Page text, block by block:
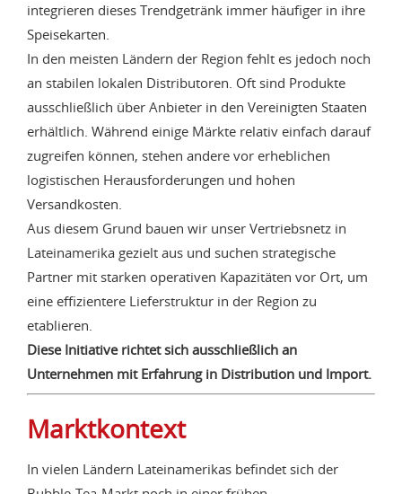
integrieren dieses Trendgetränk immer häufiger in ihre
Speisekarten.
In den meisten Ländern der Region fehlt es jedoch noch
an stabilen lokalen Distributoren. Oft sind Produkte
ausschließlich über Anbieter in den Vereinigten Staaten
erhältlich. Während einige Märkte relativ einfach darauf
zugreifen können, stehen andere vor erheblichen
logistischen Herausforderungen und hohen
Versandkosten.
Aus diesem Grund bauen wir unser Vertriebsnetz in
Lateinamerika gezielt aus und suchen strategische
Partner mit starken operativen Kapazitäten vor Ort, um
eine effizientere Lieferstruktur in der Region zu
etablieren.
Diese Initiative richtet sich ausschließlich an
Unternehmen mit Erfahrung in Distribution und Import.
Marktkontext
In vielen Ländern Lateinamerikas befindet sich der